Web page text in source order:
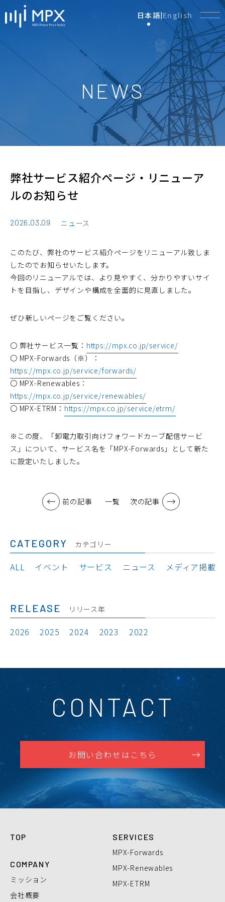
日本語|English
NEWS
弊社サービス紹介ページ・リニューア
ルのお知らせ
2026.03.09 ニュース
このたび、弊社のサービス紹介ページをリニューアル致しま
したのでお知らせいたします。
今回のリニューアルでは、より見やすく、分かりやすいサイ
トを目指し、デザインや構成を全面的に見直しました。
ぜひ新しいページをご覧ください。
〇 弊社サービス一覧： https://mpx.co.jp/service/
〇 MPX-Forwards（※）：
https://mpx.co.jp/service/forwards/
〇 MPX-Renewables：
https://mpx.co.jp/service/renewables/
〇 MPX-ETRM： https://mpx.co.jp/service/etrm/
※この度、「卸電力取引向けフォワードカーブ配信サービ
ス」について、サービス名を「MPX-Forwards」として新た
に設定いたしました。
前の記事 一覧 次の記事
CATEGORY カテゴリー
ALL イベント サービス ニュース メディア掲載
RELEASE リリース年
2026 2025 2024 2023 2022
CONTACT
お問い合わせはこちら
TOP
COMPANY
ミッション
会社概要
SERVICES
MPX-Forwards
MPX-Renewables
MPX-ETRM